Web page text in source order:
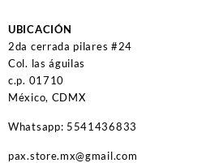
UBICACIÓN
2da cerrada pilares #24
Col. las águilas
c.p. 01710
México, CDMX
Whatsapp: 5541436833
pax.store.mx@gmail.com